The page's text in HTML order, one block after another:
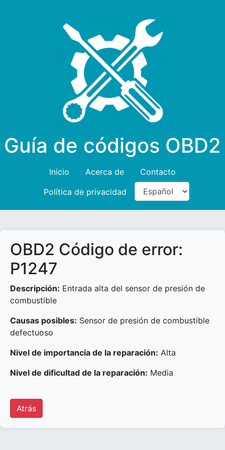
Guía de códigos OBD2
Inicio Acerca de
Contacto
Política de privacidad
OBD2 Código de error:
P1247
Descripción: Entrada alta del sensor de presión de
combustible
Causas posibles: Sensor de presión de combustible
defectuoso
Nivel de importancia de la reparación: Alta
Nivel de dificultad de la reparación: Media
Atrás